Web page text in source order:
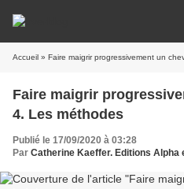
Accueil » Faire maigrir progressivement un
Faire maigrir
4. Les méthodes
Publié le 17/09/2020 à 03:28
Par Catherine Kaeffer. Editions Alpha